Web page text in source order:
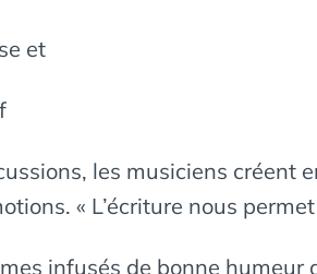
et
les musiciens créent
« L’écriture nous
infusés de bonne